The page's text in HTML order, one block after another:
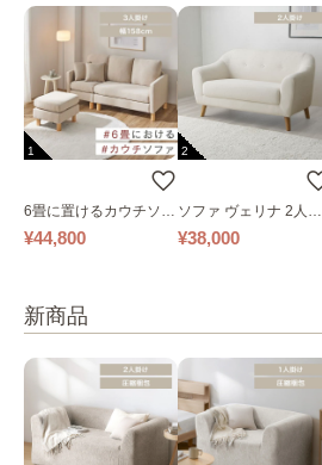
1
6畳に置けるカウチソフ
ァ｜ベージュ
¥44,800
2
ソファ ヴェリナ 2人掛
け
¥38,000
新商品